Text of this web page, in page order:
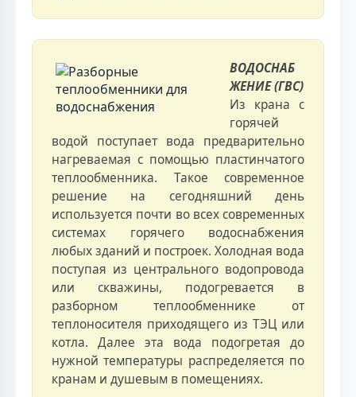
ВОДОСНАБ
ЖЕНИЕ (ГВС)
Из крана с
горячей
водой поступает вода предварительно
нагреваемая с помощью пластинчатого
теплообменника. Такое современное
решение на сегодняшний день
используется почти во всех современных
системах горячего водоснабжения
любых зданий и построек. Холодная вода
поступая из центрального водопровода
или скважины, подогревается в
разборном теплообменнике от
теплоносителя приходящего из ТЭЦ или
котла. Далее эта вода подогретая до
нужной температуры распределяется по
кранам и душевым в помещениях.